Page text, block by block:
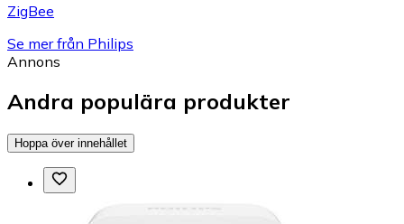
ZigBee
Se mer från Philips
Annons
Andra populära produkter
Hoppa över innehållet